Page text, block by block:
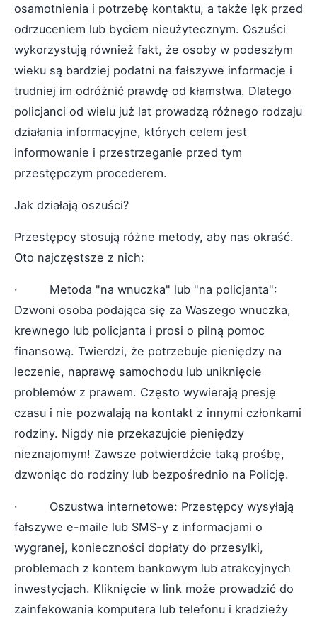
osamotnienia i potrzebę kontaktu, a także lęk przed
odrzuceniem lub byciem nieużytecznym. Oszuści
wykorzystują również fakt, że osoby w podeszłym
wieku są bardziej podatni na fałszywe informacje i
trudniej im odróżnić prawdę od kłamstwa. Dlatego
policjanci od wielu już lat prowadzą różnego rodzaju
działania informacyjne, których celem jest
informowanie i przestrzeganie przed tym
przestępczym procederem.
Jak działają oszuści?
Przestępcy stosują różne metody, aby nas okraść.
Oto najczęstsze z nich:
· Metoda "na wnuczka" lub "na policjanta":
Dzwoni osoba podająca się za Waszego wnuczka,
krewnego lub policjanta i prosi o pilną pomoc
finansową. Twierdzi, że potrzebuje pieniędzy na
leczenie, naprawę samochodu lub uniknięcie
problemów z prawem. Często wywierają presję
czasu i nie pozwalają na kontakt z innymi członkami
rodziny. Nigdy nie przekazujcie pieniędzy
nieznajomym! Zawsze potwierdźcie taką prośbę,
dzwoniąc do rodziny lub bezpośrednio na Policję.
· Oszustwa internetowe: Przestępcy wysyłają
fałszywe e-maile lub SMS-y z informacjami o
wygranej, konieczności dopłaty do przesyłki,
problemach z kontem bankowym lub atrakcyjnych
inwestycjach. Kliknięcie w link może prowadzić do
zainfekowania komputera lub telefonu i kradzieży